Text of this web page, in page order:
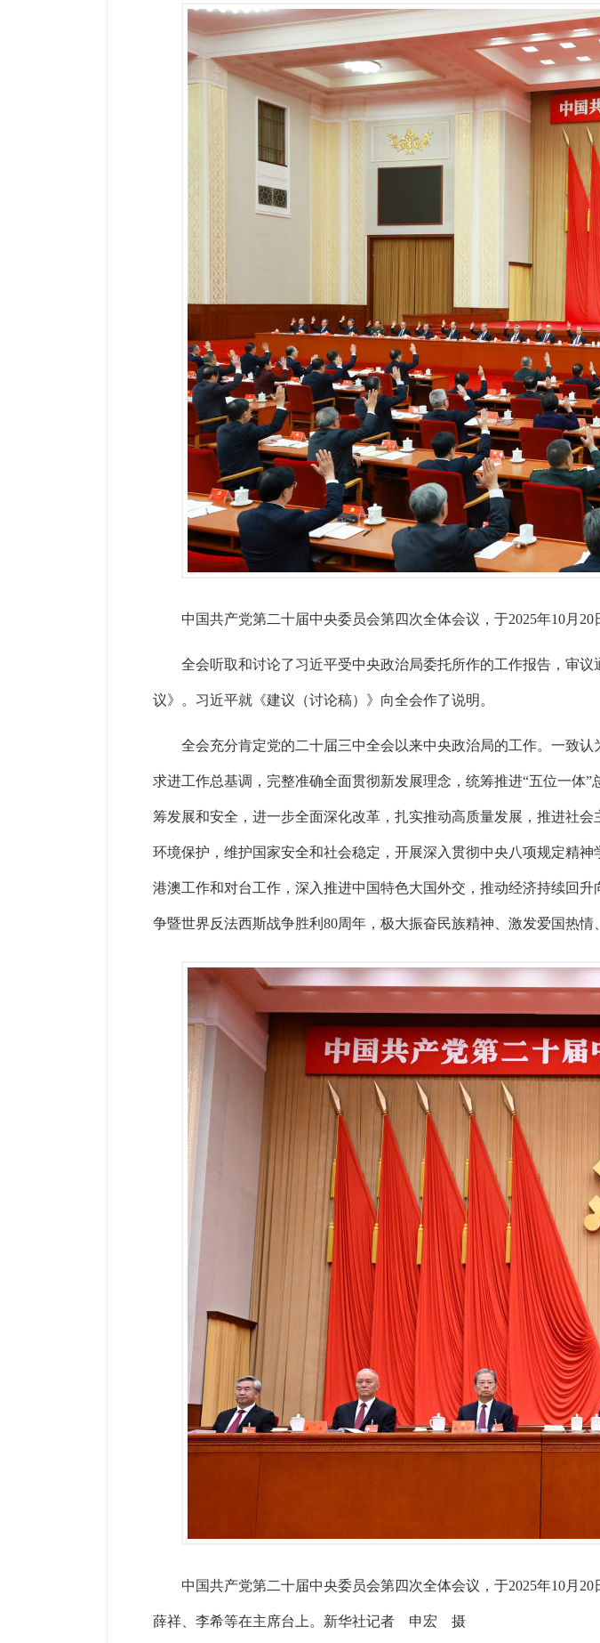
中国共产党第二十届中央委员会第四次全体会议，于2025年10月
全会听取和讨论了习近平受中央政治局委托所作的工作报告，审
议》。习近平就《建议（讨论稿）》向全会作了说明。
全会充分肯定党的二十届三中全会以来中央政治局的工作。一致
求进工作总基调，完整准确全面贯彻新发展理念，统筹推进“五位一体
筹发展和安全，进一步全面深化改革，扎实推动高质量发展，推进社
环境保护，维护国家安全和社会稳定，开展深入贯彻中央八项规定精
港澳工作和对台工作，深入推进中国特色大国外交，推动经济持续回
争暨世界反法西斯战争胜利80周年，极大振奋民族精神、激发爱国热情
中国共产党第二十届中央委员会第四次全体会议，于2025年10月
薛祥、李希等在主席台上。 新华社记者 申宏 摄